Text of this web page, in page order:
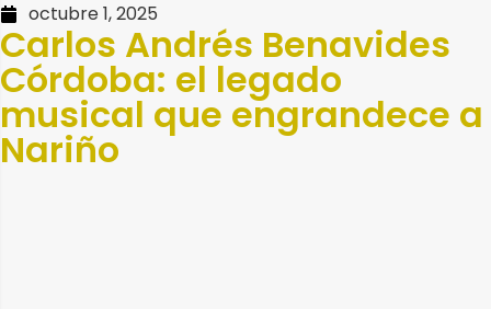
octubre 1, 2025
Carlos Andrés Benavides
Córdoba: el legado
musical que engrandece a
Nariño